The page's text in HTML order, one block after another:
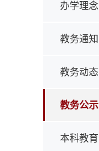
办学理念
教务通知
教务动态
教务公示
本科教育